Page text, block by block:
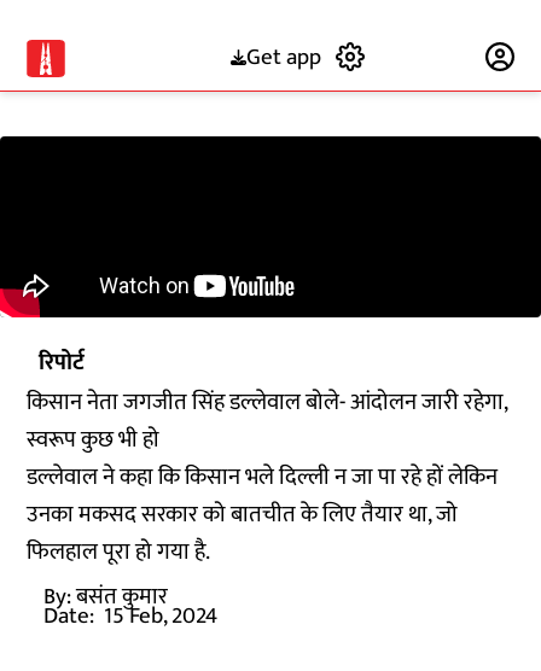
Get app
रिपोर्ट
किसान नेता जगजीत सिंह डल्लेवाल बोले- आंदोलन जारी रहेगा,
स्वरूप कुछ भी हो
डल्लेवाल ने कहा कि किसान भले दिल्ली न जा पा रहे हों लेकिन
उनका मकसद सरकार को बातचीत के लिए तैयार था, जो
फिलहाल पूरा हो गया है.
By:बसंत कुमार
Date: 15 Feb, 2024